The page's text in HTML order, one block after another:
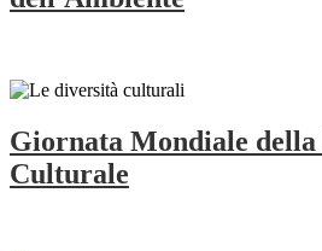
Giornata Mondiale
Culturale